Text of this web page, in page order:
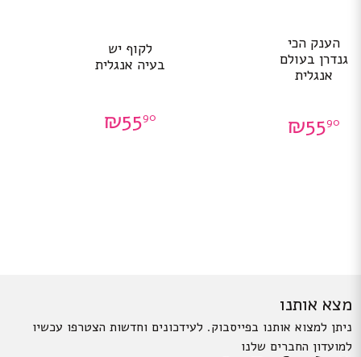
הענק הכי
גנדרן בעולם
אנגלית
₪5590
לקוף יש
בעיה אנגלית
₪5590
מצא אותנו
ניתן למצוא אותנו בפייסבוק. לעידכונים וחדשות הצטרפו עכשיו
למועדון החברים שלנו